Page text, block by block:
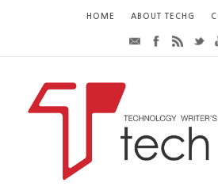
HOME ABOUT TECHG